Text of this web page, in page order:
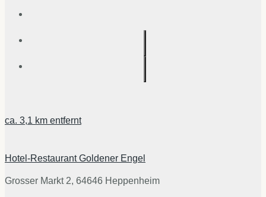
ca. 3,1 km entfernt
Hotel-Restaurant Goldener Engel
Grosser Markt 2, 64646 Heppenheim